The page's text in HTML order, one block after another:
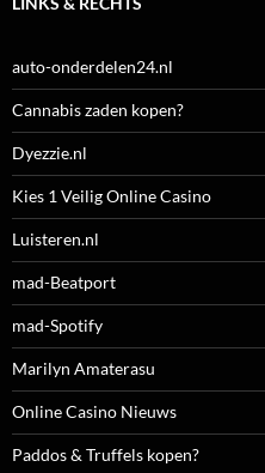
auto-onderdelen24.nl
Cannabis zaden kopen?
Dyezzie.nl
Kies 1 Veilig Online Casino
Luisteren.nl
mad-Beatport
mad-Spotify
Marilyn Amaterasu
Online Casino Nieuws
Paddos & Truffels kopen?